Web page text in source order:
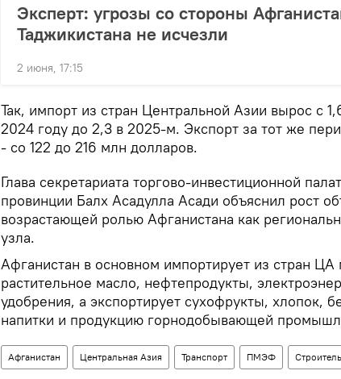
Эксперт: угрозы со стороны
Таджикистана не исчезли
2 июня, 17:15
Так, импорт из стран Центральной Азии вырос с
2024 году до 2,3 в 2025-м. Экспорт за тот же
- со 122 до 216 млн долларов.
Глава секретариата торгово-инвестиционной
провинции Балх Асадулла Асади объяснил рост
возрастающей ролью Афганистана как
узла.
Афганистан в основном импортирует из стран ЦА
растительное масло, нефтепродукты,
удобрения, а экспортирует сухофрукты, хлопок,
напитки и продукцию горнодобывающей
Афганистан Центральная Азия Транспорт ПМЭФ